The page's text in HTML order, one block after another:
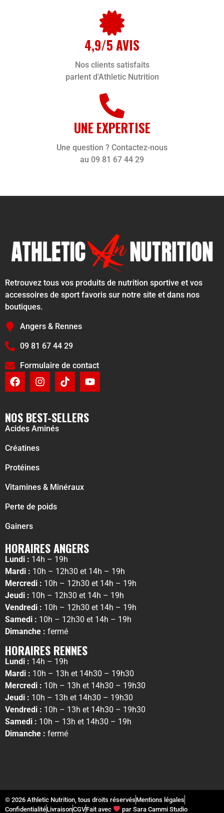
4,9/5 AVIS
Nos clients satisfaits
parlent d'Athletic Nutrition
UNE EXPERTISE
Une question ? Contactez-nous
au 09 81 67 44 29
Retrouvez tous vos produits de nutrition sportive et vos
accessoires de sport favoris sur notre site et dans nos
boutiques.
Angers & Rennes
09 81 67 44 29
Formulaire de contact
NOS BEST-SELLERS
Acides Aminés
Créatines
Protéines
Vitamines & Minéraux
Perte de poids
Gainers
HORAIRES ANGERS
Lundi : 14h – 19h
Mardi : 10h – 12h30 et 14h – 19h
Mercredi : 10h – 12h30 et 14h – 19h
Jeudi : 10h – 12h30 et 14h – 19h
Vendredi : 10h – 12h30 et 14h – 19h
Samedi : 10h – 12h30 et 14h – 19h
Dimanche : fermé
HORAIRES RENNES
Lundi : 14h – 19h
Mardi : 10h – 13h et 14h30 – 19h30
Mercredi : 10h – 13h et 14h30 – 19h30
Jeudi : 10h – 13h et 14h30 – 19h30
Vendredi : 10h – 13h et 14h30 – 19h30
Samedi : 10h – 13h et 14h30 – 19h
Dimanche : fermé
© 2026 Athletic Nutrition, tous droits réservés Mentions légales
ConfidentialitéLivraisonCGVFait avec par Sara Cammi Studio